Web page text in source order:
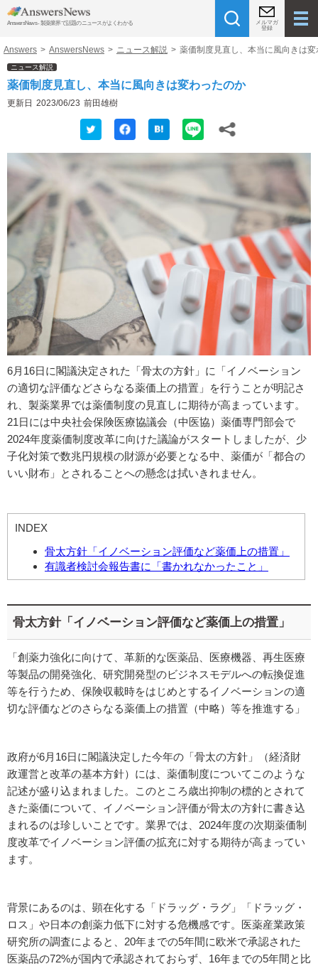
AnswersNews - 製薬業界で話題のニュースがよくわかる
メルマガ
登録
Answers > AnswersNews > ニュース解説 > 薬価制度見直し、本当に風向きは
ニュース解説
薬価制度見直し、本当に風向きは変わったのか
更新日 2023/06/23 前田雄樹
6月16日に閣議決定された「骨太の方針」に「イノベーション
の適切な評価などさらなる薬価上の措置」を行うことが明記さ
れ、製薬業界では薬価制度の見直しに期待が高まっています。
21日には中央社会保険医療協議会（中医協）薬価専門部会で
2024年度薬価制度改革に向けた議論がスタートしましたが、少
子化対策で数兆円規模の財源が必要となる中、薬価が「都合の
いい財布」とされることへの懸念は拭いきれません。
INDEX
骨太方針「イノベーション評価など薬価上の措置」
有識者検討会報告書に「書かれなかったこと」
骨太方針「イノベーション評価など薬価上の措置」
「創薬力強化に向けて、革新的な医薬品、医療機器、再生医療
等製品の開発強化、研究開発型のビジネスモデルへの転換促進
等を行うため、保険収載時をはじめとするイノベーションの適
切な評価などのさらなる薬価上の措置（中略）等を推進する」
政府が6月16日に閣議決定した今年の「骨太の方針」（経済財
政運営と改革の基本方針）には、薬価制度についてこのような
記述が盛り込まれました。このところ歳出抑制の標的とされて
きた薬価について、イノベーション評価が骨太の方針に書き込
まれるのは珍しいことです。業界では、2024年度の次期薬価制
度改革でイノベーション評価の拡充に対する期待が高まってい
ます。
背景にあるのは、顕在化する「ドラッグ・ラグ」「ドラッグ・
ロス」や日本の創薬力低下に対する危機感です。医薬産業政策
研究所の調査によると、20年までの5年間に欧米で承認された
医薬品の72%が国内で承認されておらず、16年までの5年間と比